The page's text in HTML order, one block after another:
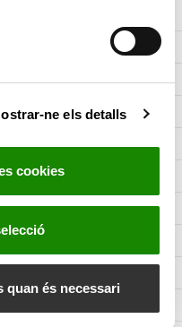
ne els detalls
cookies
quan és necessari